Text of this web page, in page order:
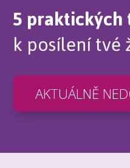
5
k posílení tvé
AKTUÁLNĚ